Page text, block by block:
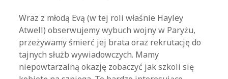
Wraz z młodą Evą (w tej roli właśnie Hayley
Atwell) obserwujemy wybuch wojny w Paryżu,
przeżywamy śmierć jej brata oraz rekrutację do
tajnych służb wywiadowczych. Mamy
niepowtarzalną okazję zobaczyć jak szkoli się